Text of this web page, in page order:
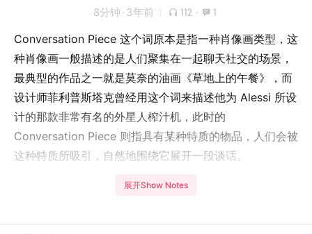
8分钟 · 3年前 112 · 1
Conversation Piece 这个词原本是指一种肖像画类型，这
种肖像画一般描述的是人们聚集在一起聊天社交的场景，
最典型的作品之一就是莫奈的油画《草地上的午餐》，而
设计师菲利普斯塔克曾经用这个词来描述他为 Alessi 所设
计的那款非常有名的外星人榨汁机，此时的
Conversation Piece 则指具有某种特质的物品，人们会被
这种特质所吸引，自然地围绕它展开一段谈话。
展开Show Notes